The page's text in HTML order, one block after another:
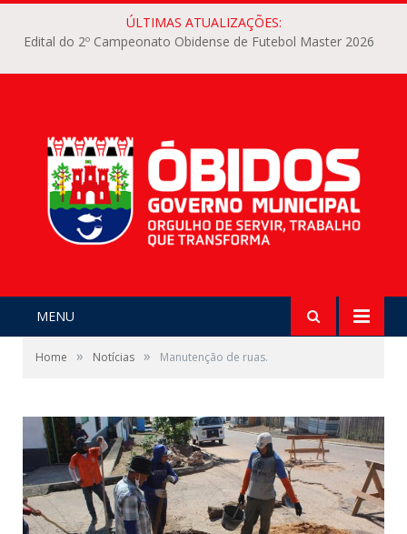
ÚLTIMAS ATUALIZAÇÕES:
Edital do 2º Campeonato Obidense de Futebol Master 2026
MENU
Home » Notícias » Manutenção de ruas.